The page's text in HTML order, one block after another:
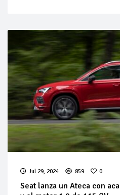
Jul 29, 2024 859 0
Seat lanza un Ateca con